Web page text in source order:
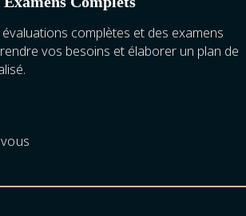
complètes et des examens
vos besoins et élaborer un plan de